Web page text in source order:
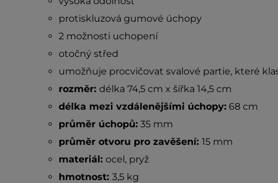
protiskluzová gumové úchopy
2 možnosti uchopení
otočný střed
umožňuje procvičovat svalové partie, které
rozměr: délka 74,5 cm x šířka 14,5 cm
délka mezi vzdálenějšími úchopy:68 cm
průměr úchopů:35 mm
průměr otvoru pro zavěšení: 15 mm
materiál: ocel, pryž
hmotnost: 3,5 kg